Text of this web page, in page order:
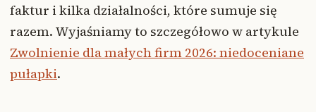
faktur i kilka działalności, które sumuje się
razem. Wyjaśniamy to szczegółowo w artykule
Zwolnienie dla małych firm 2026: niedoceniane
pułapki.